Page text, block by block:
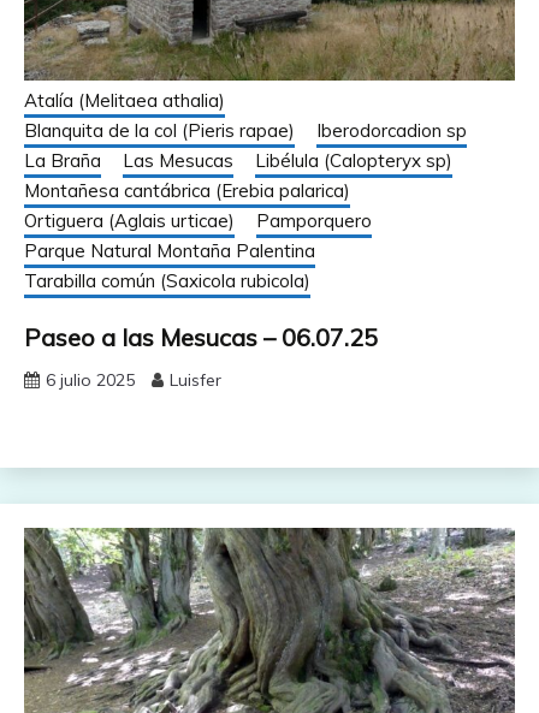
Atalía (Melitaea athalia)
Blanquita de la col (Pieris rapae)
Iberodorcadion sp
La Braña
Las Mesucas
Libélula (Calopteryx sp)
Montañesa cantábrica (Erebia palarica)
Ortiguera (Aglais urticae)
Pamporquero
Parque Natural Montaña Palentina
Tarabilla común (Saxicola rubicola)
Paseo a las Mesucas – 06.07.25
6 julio 2025 Luisfer